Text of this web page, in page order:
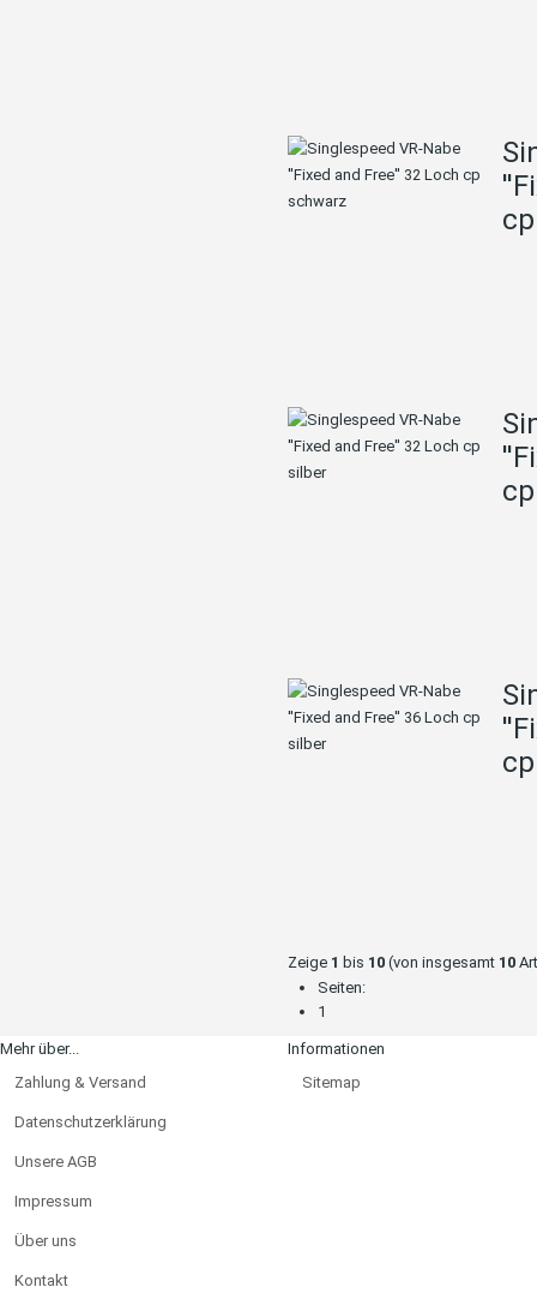
Zeige 1 bis 10 (von insgesamt 10
Seiten:
1
Mehr über...
Zahlung & Versand
Datenschutzerklärung
Unsere AGB
Impressum
Über uns
Kontakt
Informationen
Sitemap